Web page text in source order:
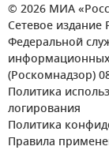
© 2026 МИА
Сетевое издание
Федеральной
(Роскомнадзор)
Политика
логирования
Политика
Правила